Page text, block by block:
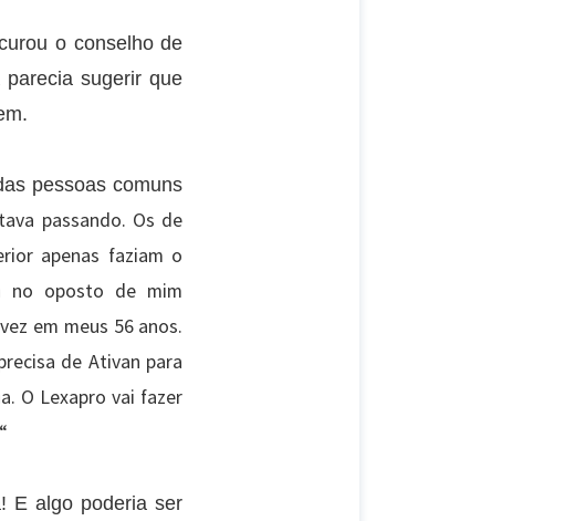
o conselho de
sugerir que
pessoas comuns
passando. Os de
apenas faziam o
no oposto de mim
em meus 56 anos.
de Ativan para
O Lexapro vai fazer
E algo poderia ser